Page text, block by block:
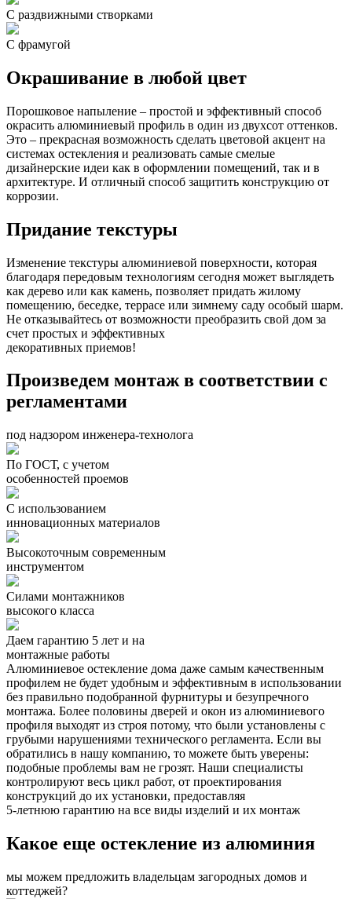
С раздвижными створками
С фрамугой
Окрашивание в любой цвет
Порошковое напыление – простой и эффективный способ
окрасить алюминиевый профиль в один из двухсот оттенков.
Это – прекрасная возможность сделать цветовой акцент на
системах остекления и реализовать самые смелые
дизайнерские идеи как в оформлении помещений, так и в
архитектуре. И отличный способ защитить конструкцию от
коррозии.
Придание текстуры
Изменение текстуры алюминиевой поверхности, которая
благодаря передовым технологиям сегодня может выглядеть
как дерево или как камень, позволяет придать жилому
помещению, беседке, террасе или зимнему саду особый шарм.
Не отказывайтесь от возможности преобразить свой дом за
счет простых и эффективных
декоративных приемов!
Произведем монтаж в соответствии с
регламентами
под надзором инженера-технолога
По ГОСТ, с учетом
особенностей проемов
С использованием
инновационных материалов
Высокоточным современным
инструментом
Силами монтажников
высокого класса
Даем гарантию 5 лет и на
монтажные работы
Алюминиевое остекление дома даже самым качественным
профилем не будет удобным и эффективным в использовании
без правильно подобранной фурнитуры и безупречного
монтажа. Более половины дверей и окон из алюминиевого
профиля выходят из строя потому, что были установлены с
грубыми нарушениями технического регламента. Если вы
обратились в нашу компанию, то можете быть уверены:
подобные проблемы вам не грозят. Наши специалисты
контролируют весь цикл работ, от проектирования
конструкций до их установки, предоставляя
5-летнюю гарантию на все виды изделий и их монтаж
Какое еще остекление из алюминия
мы можем предложить владельцам загородных домов и
коттеджей?